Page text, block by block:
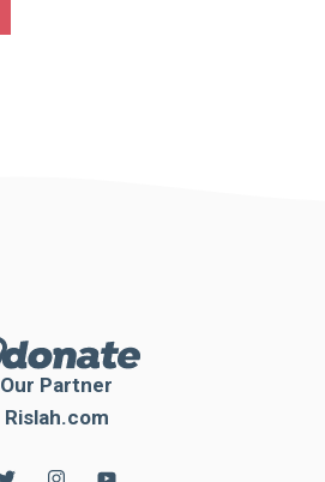
Our Partner
Rislah.com